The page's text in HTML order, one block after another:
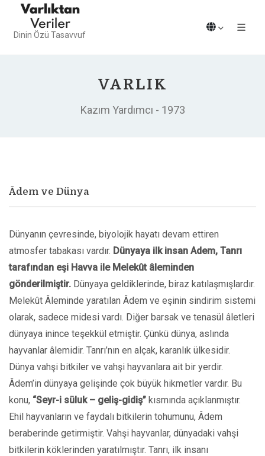
Dinin Özü Tasavvuf
VARLIK
Kazım Yardımcı - 1973
Âdem ve Dünya
Dünyanın çevresinde, biyolojik hayatı devam ettiren
atmosfer tabakası vardır. Dünyaya ilk insan Adem, Tanrı
tarafından eşi Havva ile Melekût âleminden
gönderilmiştir. Dünyaya geldiklerinde, biraz katılaşmışlardır.
Melekût Âleminde yaratılan Âdem ve eşinin sindirim sistemi
olarak, sadece midesi vardı. Diğer barsak ve tenasül âletleri
dünyaya inince teşekkül etmiştir. Çünkü dünya, aslında
hayvanlar âlemidir. Tanrı’nın en alçak, karanlık ülkesidir.
Dünya vahşi bitkiler ve vahşi hayvanlara ait bir yerdir.
Âdem’in dünyaya gelişinde çok büyük hikmetler vardır. Bu
konu, “Seyr-i süluk – geliş-gidiş” kısmında açıklanmıştır.
Ehil hayvanların ve faydalı bitkilerin tohumunu, Âdem
beraberinde getirmiştir. Vahşi hayvanlar, dünyadaki vahşi
bitkilerin köklerinden yaratılmıştır. Tanrı, ilk insanı